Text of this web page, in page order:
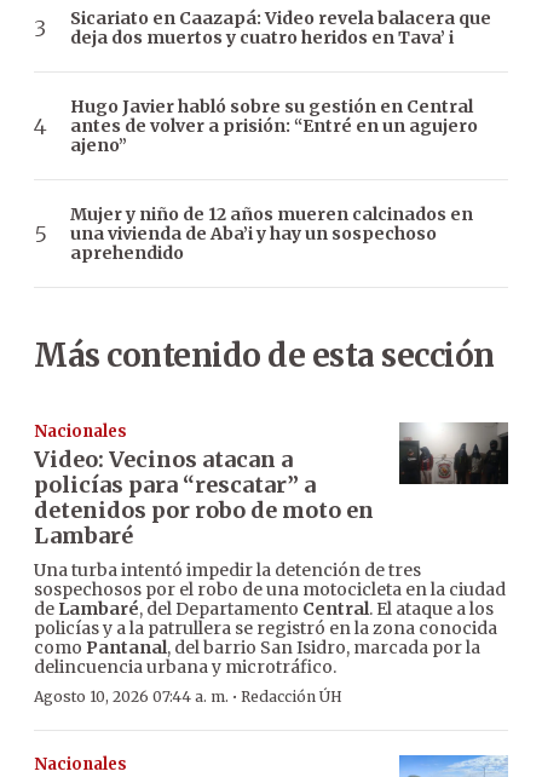
Sicariato en Caazapá: Video revela balacera que
deja dos muertos y cuatro heridos en Tava’ i
Hugo Javier habló sobre su gestión en Central
antes de volver a prisión: “Entré en un agujero
ajeno”
Mujer y niño de 12 años mueren calcinados en
una vivienda de Aba’i y hay un sospechoso
aprehendido
Más contenido de esta sección
Nacionales
Video: Vecinos atacan a
policías para “rescatar” a
detenidos por robo de moto en
Lambaré
Una turba intentó impedir la detención de tres
sospechosos por el robo de una motocicleta en la ciudad
de Lambaré, del Departamento Central. El ataque a los
policías y a la patrullera se registró en la zona conocida
como Pantanal, del barrio San Isidro, marcada por la
delincuencia urbana y microtráfico.
Agosto 10, 2026 07:44 a. m. · Redacción ÚH
Nacionales